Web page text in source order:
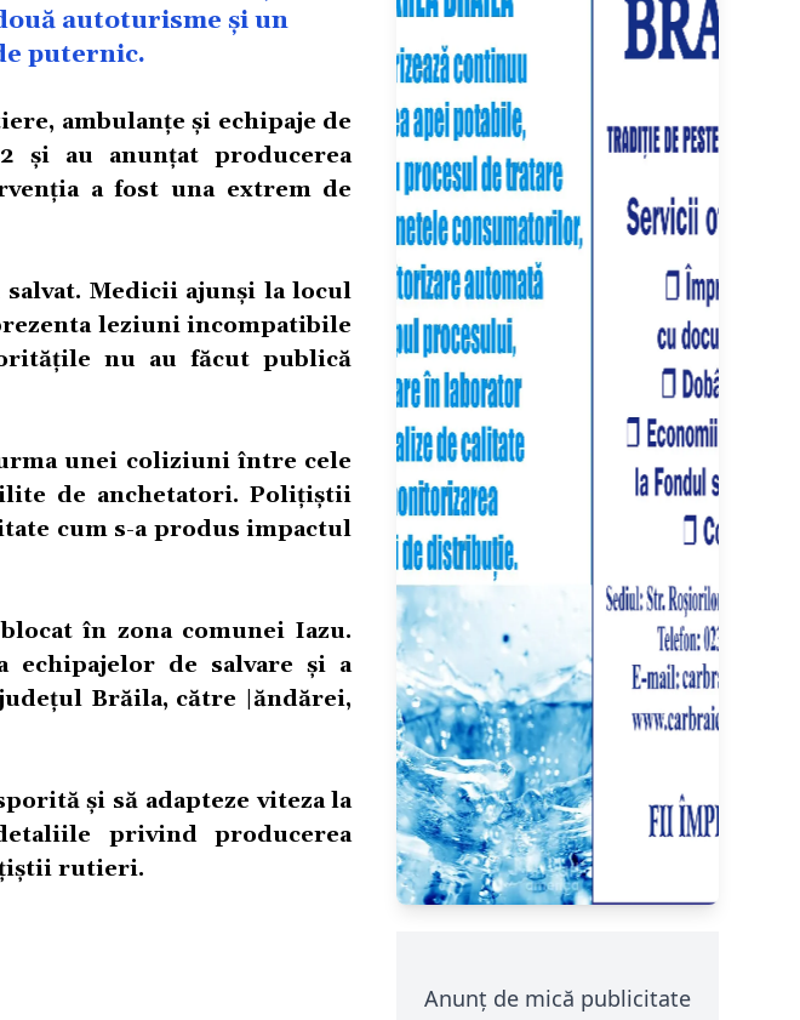
autoturisme și un
puternic.
ambulanțe și echipaje de
și au anunțat producerea
a fost una extrem de
Medicii ajunși la locul
leziuni incompatibile
nu au făcut publică
unei coliziuni între cele
de anchetatori. Polițiștii
cum s-a produs impactul
în zona comunei Iazu.
echipajelor de salvare și a
Brăila, către |ăndărei,
și să adapteze viteza la
privind producerea
rutieri.
Anunț de mică publicitate